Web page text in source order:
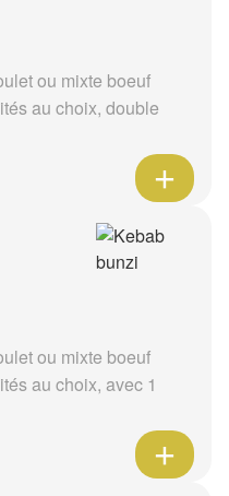
ou mixte boeuf
au choix, double
ou mixte boeuf
au choix, avec 1